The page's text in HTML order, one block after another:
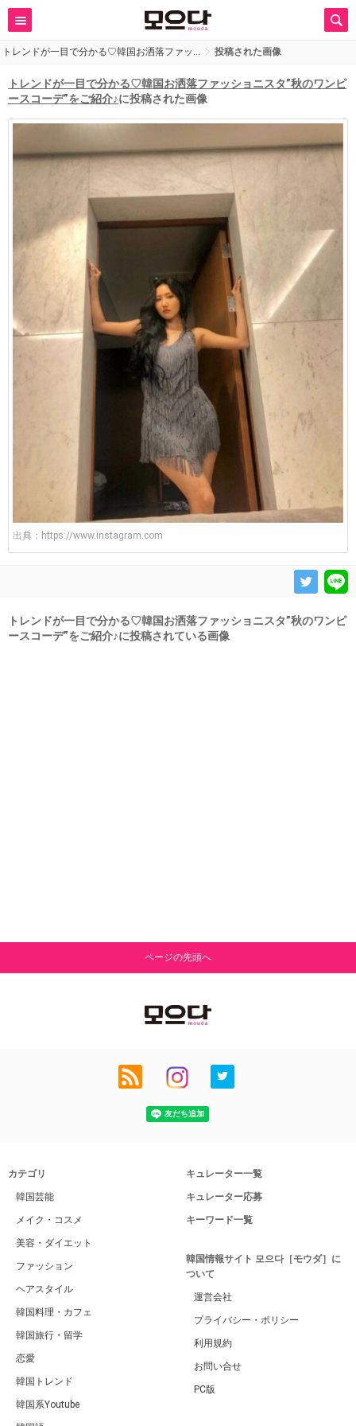
トレンドが一目で分かる♡韓国お洒落ファッ… 投稿された画像
トレンドが一目で分かる♡韓国お洒落ファッショニスタ”秋のワンピ
ースコーデ”をご紹介♪に投稿された画像
出典： https://www.instagram.com
トレンドが一目で分かる♡韓国お洒落ファッショニスタ”秋のワンピ
ースコーデ”をご紹介♪に投稿されている画像
ページの先頭へ
カテゴリ
韓国芸能
メイク・コスメ
美容・ダイエット
ファッション
ヘアスタイル
韓国料理・カフェ
韓国旅行・留学
恋愛
韓国トレンド
韓国系Youtube
キュレーター一覧
キュレーター応募
キーワード一覧
韓国情報サイト 모으다［モウダ］に
ついて
運営会社
プライバシー・ポリシー
利用規約
お問い合せ
PC版